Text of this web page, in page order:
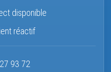
disponible
réactif
93 72